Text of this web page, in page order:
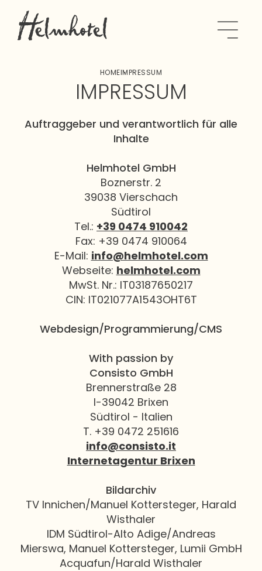
HOMEIMPRESSUM
IMPRESSUM
Auftraggeber und verantwortlich für alle
Inhalte
Helmhotel GmbH
Boznerstr. 2
39038 Vierschach
Südtirol
Tel.: +39 0474 910042
Fax: +39 0474 910064
E-Mail: info@helmhotel.com
Webseite: helmhotel.com
MwSt. Nr.: IT03187650217
CIN: IT021077A1543OHT6T
Webdesign/Programmierung/CMS
With passion by
Consisto GmbH
Brennerstraße 28
I-39042 Brixen
Südtirol - Italien
T. +39 0472 251616
info@consisto.it
Internetagentur Brixen
Bildarchiv
TV Innichen/Manuel Kottersteger, Harald
Wisthaler
IDM Südtirol-Alto Adige/Andreas
Mierswa, Manuel Kottersteger, Lumii GmbH
Acquafun/Harald Wisthaler